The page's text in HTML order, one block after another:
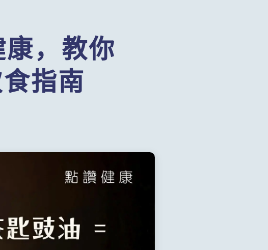
，教你
指南